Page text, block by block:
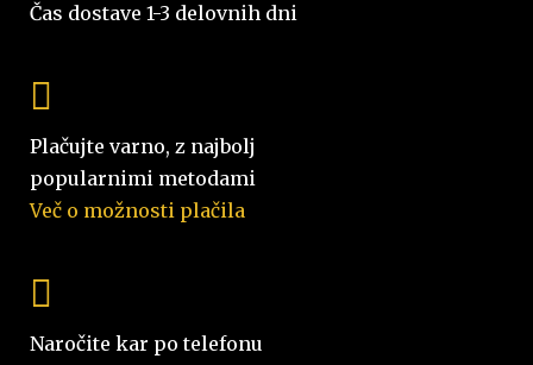
Čas dostave 1-3 delovnih dni
Plačujte varno, z najbolj
popularnimi metodami
Več o možnosti plačila
Naročite kar po telefonu